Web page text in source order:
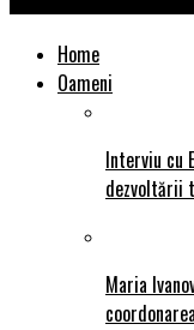
Home
Oameni
Interviu cu
dezvoltării
Maria